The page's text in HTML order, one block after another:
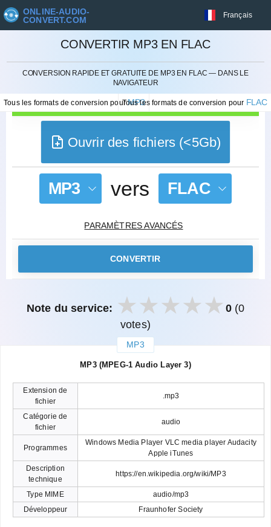
ONLINE-AUDIO-
CONVERT.COM
Français
CONVERTIR MP3 EN FLAC
CONVERSION RAPIDE ET GRATUITE DE MP3 EN FLAC — DANS LE
NAVIGATEUR
Tous les formats de conversion pourMP3
Tous les formats de conversion pour FLAC
Ouvrir des fichiers (<5Gb)
MP3 vers FLAC
PARAMÈTRES AVANCÉS
CONVERTIR
Note du service: 0(0
votes)
MP3
MP3 (MPEG-1 Audio Layer 3)
Extension de
fichier
.mp3
Catégorie de
fichier
audio
Programmes
Windows Media Player VLC media player Audacity
Apple iTunes
Description
technique
https://en.wikipedia.org/wiki/MP3
Type MIME
audio/mp3
Développeur
Fraunhofer Society